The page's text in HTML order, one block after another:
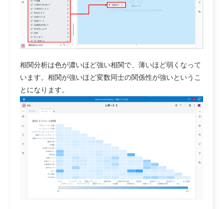
相関分析は色が濃いほど強い相関で、薄いほど弱くなって
います。相関が強いほど変数同士の関係性が強いというこ
とになります。